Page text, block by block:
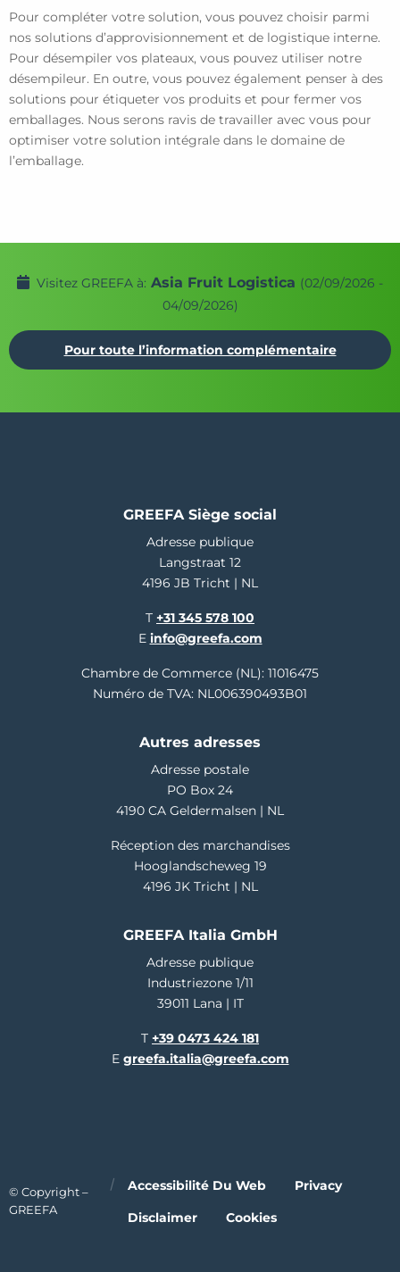
Pour compléter votre solution, vous pouvez choisir parmi
nos solutions d’approvisionnement et de logistique interne.
Pour désempiler vos plateaux, vous pouvez utiliser notre
désempileur. En outre, vous pouvez également penser à des
solutions pour étiqueter vos produits et pour fermer vos
emballages. Nous serons ravis de travailler avec vous pour
optimiser votre solution intégrale dans le domaine de
l’emballage.
Visitez GREEFA à: Asia Fruit Logistica (02/09/2026 -
04/09/2026)
Pour toute l’information complémentaire
GREEFA Siège social
Adresse publique
Langstraat 12
4196 JB Tricht | NL
T +31 345 578 100
E info@greefa.com
Chambre de Commerce (NL): 11016475
Numéro de TVA: NL006390493B01
Autres adresses
Adresse postale
PO Box 24
4190 CA Geldermalsen | NL
Réception des marchandises
Hooglandscheweg 19
4196 JK Tricht | NL
GREEFA Italia GmbH
Adresse publique
Industriezone 1/11
39011 Lana | IT
T +39 0473 424 181
E greefa.italia@greefa.com
© Copyright –
GREEFA
Accessibilité Du Web Privacy
Disclaimer Cookies